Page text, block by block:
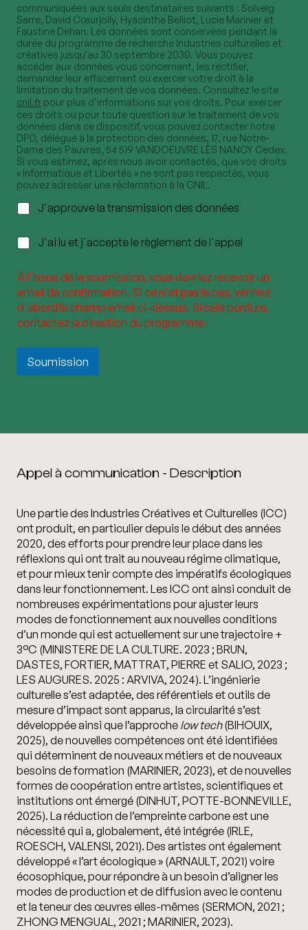
communiquées aux seuls destinataires suivants : Solveig
Serre, David Cœurjolly, Hyacinthe Belliot, Lucie Marinier et
Faustine Dehan. Les données sont conservées pendant la
durée du programme de recherche Industries culturelles et
créatives jusqu'au 30 septembre 2030. Vous pouvez
accéder aux données vous concernant, les rectifier,
demander leur effacement ou exercer votre droit à la
limitation du traitement de vos données. Consultez le site
cnil.fr pour plus d’informations sur vos droits. Pour exercer
ces droits ou pour toute question sur le traitement de vos
données dans ce dispositif, vous pouvez contacter notre
DPD, délégué à la protection des données, 17, rue Notre-
Dame des Pauvres, 54 519 VANDOEUVRE LÈS NANCY Cedex.
Si vous estimez, après nous avoir contactés, que vos droits
« Informatique et Libertés » ne sont pas respectés, vous
pouvez adresser une réclamation à la CNIL.
C
c
b
o
x
e
s
J'approuve la transmission des données
é
ô
t
N
o
m
e
C
e
c
k
b
o
e
(
)
J'ai lu et j'accepte le règlement de l'appel
À l'issue de la soumission, vous devriez recevoir un
email de confirmation. Si ce n'et pas le cas, vérifiez
d'abord le champ email ci-dessus. Si cela perdure,
contactez la direction du programme.
Soumission
Appel à communication - Description
Une partie des Industries Créatives et Culturelles (ICC)
ont produit, en particulier depuis le début des années
2020, des efforts pour prendre leur place dans les
réflexions qui ont trait au nouveau régime climatique,
et pour mieux tenir compte des impératifs écologiques
dans leur fonctionnement. Les ICC ont ainsi conduit de
nombreuses expérimentations pour ajuster leurs
modes de fonctionnement aux nouvelles conditions
d’un monde qui est actuellement sur une trajectoire +
3°C (MINISTERE DE LA CULTURE. 2023 ; BRUN,
DASTES, FORTIER, MATTRAT, PIERRE et SALIO, 2023 ;
LES AUGURES. 2025 : ARVIVA, 2024). L’ingénierie
culturelle s’est adaptée, des référentiels et outils de
mesure d’impact sont apparus, la circularité s’est
développée ainsi que l’approche low tech(BIHOUIX,
2025), de nouvelles compétences ont été identifiées
qui déterminent de nouveaux métiers et de nouveaux
besoins de formation (MARINIER, 2023), et de nouvelles
formes de coopération entre artistes, scientifiques et
institutions ont émergé (DINHUT, POTTE-BONNEVILLE,
2025). La réduction de l’empreinte carbone est une
nécessité qui a, globalement, été intégrée (IRLE,
ROESCH, VALENSI, 2021). Des artistes ont également
développé « l’art écologique » (ARNAULT, 2021) voire
écosophique, pour répondre à un besoin d’aligner les
modes de production et de diffusion avec le contenu
et la teneur des œuvres elles-mêmes (SERMON, 2021 ;
ZHONG MENGUAL, 2021 ; MARINIER, 2023).